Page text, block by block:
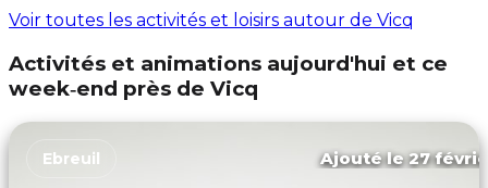
Voir toutes les activités et loisirs autour de Vicq
Activités et animations aujourd'hui et ce
week‑end près de Vicq
Ebreuil Ajouté le 27